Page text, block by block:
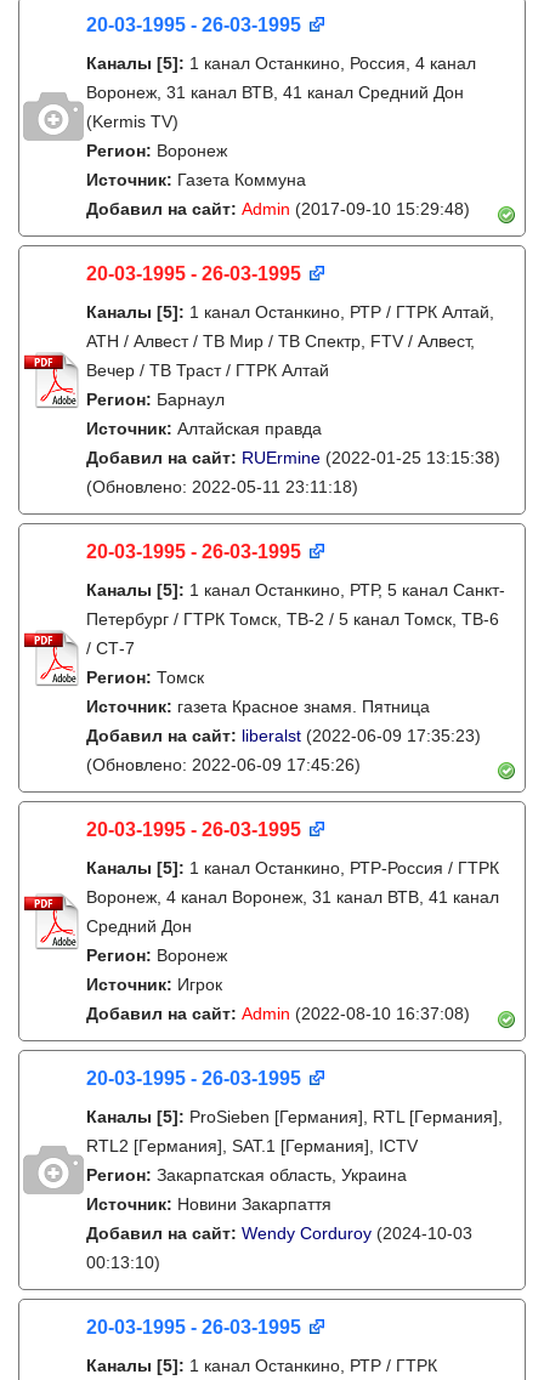
20-03-1995 - 26-03-1995
Каналы [5]: 1 канал Останкино, Россия, 4 канал
Воронеж, 31 канал ВТВ, 41 канал Средний Дон
(Kermis TV)
Регион: Воронеж
Источник: Газета Коммуна
Добавил на сайт: Admin (2017-09-10 15:29:48)
20-03-1995 - 26-03-1995
Каналы [5]: 1 канал Останкино, РТР / ГТРК Алтай,
АТН / Алвест / ТВ Мир / ТВ Спектр, FTV / Алвест,
Вечер / ТВ Траст / ГТРК Алтай
Регион: Барнаул
Источник: Алтайская правда
Добавил на сайт: RUErmine (2022-01-25 13:15:38)
(Обновлено: 2022-05-11 23:11:18)
20-03-1995 - 26-03-1995
Каналы [5]: 1 канал Останкино, РТР, 5 канал Санкт-
Петербург / ГТРК Томск, ТВ-2 / 5 канал Томск, ТВ-6
/ СТ-7
Регион: Томск
Источник: газета Красное знамя. Пятница
Добавил на сайт: liberalst (2022-06-09 17:35:23)
(Обновлено: 2022-06-09 17:45:26)
20-03-1995 - 26-03-1995
Каналы [5]: 1 канал Останкино, РТР-Россия / ГТРК
Воронеж, 4 канал Воронеж, 31 канал ВТВ, 41 канал
Средний Дон
Регион: Воронеж
Источник: Игрок
Добавил на сайт: Admin (2022-08-10 16:37:08)
20-03-1995 - 26-03-1995
Каналы [5]: ProSieben [Германия], RTL [Германия],
RTL2 [Германия], SAT.1 [Германия], ICTV
Регион: Закарпатская область, Украина
Источник: Новини Закарпаття
Добавил на сайт: Wendy Corduroy (2024-10-03
00:13:10)
20-03-1995 - 26-03-1995
Каналы [5]: 1 канал Останкино, РТР / ГТРК